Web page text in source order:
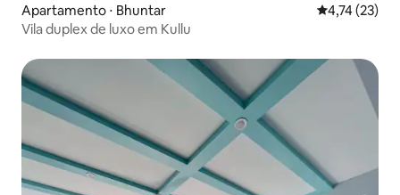
Apartamento ⋅ Bhuntar 4,74 de uma
4,74 (23)
Vila duplex de luxo em Kullu